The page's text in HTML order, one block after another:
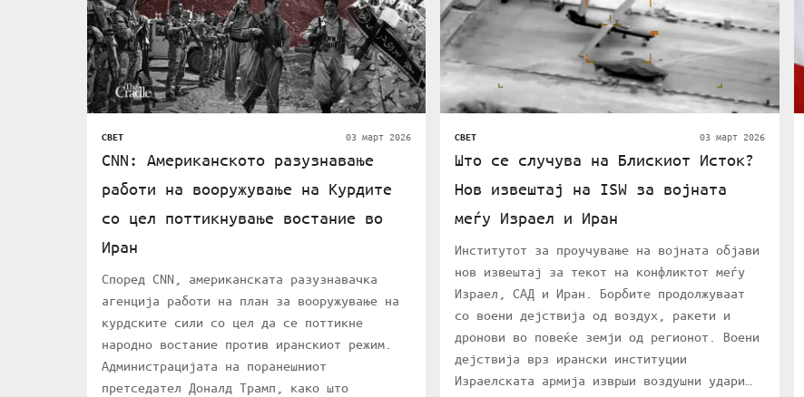
СВЕТ 03 март 2026
CNN: Американското разузнавање
работи на вооружување на Курдите
со цел поттикнување востание во
Иран
Според CNN, американската разузнавачка
агенција работи на план за вооружување на
курдските сили со цел да се поттикне
народно востание против иранскиот режим.
Администрацијата на поранешниот
претседател Доналд Трамп, како што
СВЕТ 03 март 2026
Што се случува на Блискиот Исток?
Нов извештај на ISW за војната
меѓу Израел и Иран
Институтот за проучување на војната објави
нов извештај за текот на конфликтот меѓу
Израел, САД и Иран. Борбите продолжуваат
со воени дејствија од воздух, ракети и
дронови во повеќе земји од регионот. Воени
дејствија врз ирански институции
Израелската армија изврши воздушни удари…